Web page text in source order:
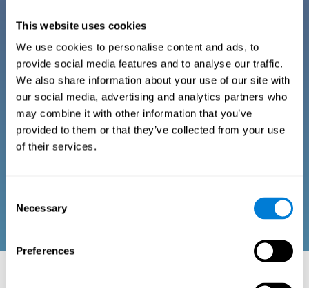
This website uses cookies
We use cookies to personalise content and ads, to
provide social media features and to analyse our traffic.
We also share information about your use of our site with
our social media, advertising and analytics partners who
may combine it with other information that you’ve
provided to them or that they’ve collected from your use
of their services.
Selection
Necessary
Preferences
Когнитивная тренировка
для вашей семьи
Семейная платформа CogniFit ("КогниФит")
состоит из серии упражнений для мозга,
представленных в виде увлекательных
автоматизированных игр. Эта технология
предназначена для семейной тренировки
мозга. Это семейная программа, которая,
баллов по возрасту и полу, даёт возможность:
КОГНИТИВНАЯ СТИМУЛЯЦИЯ ДЛЯ